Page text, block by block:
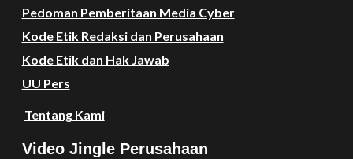
Pedoman Pemberitaan Media Cyber
Kode Etik Redaksi dan Perusahaan
Kode Etik dan Hak Jawab
UU Pers
Tentang Kami
Video Jingle Perusahaan